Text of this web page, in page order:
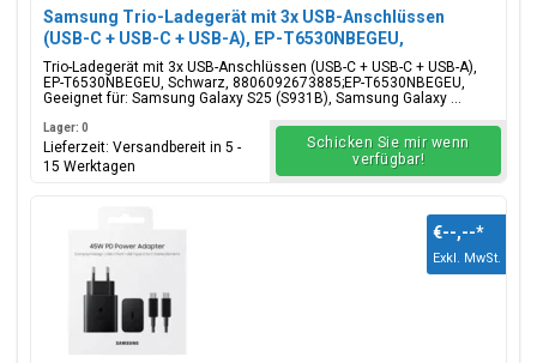
Samsung Trio-Ladegerät mit 3x USB-Anschlüssen
(USB-C + USB-C + USB-A), EP-T6530NBEGEU,
65W/25W/15W, Schwarz, Blisterverpackung,
8806092673885;EP-T6530NBEGEU
Trio-Ladegerät mit 3x USB-Anschlüssen (USB-C + USB-C + USB-A),
EP-T6530NBEGEU, Schwarz, 8806092673885;EP-T6530NBEGEU,
Geeignet für: Samsung Galaxy S25 (S931B), Samsung Galaxy ...
Lager: 0
Lieferzeit: Versandbereit in 5 -
15 Werktagen
Schicken Sie mir wenn
verfügbar!
€--,--*
Exkl. MwSt.